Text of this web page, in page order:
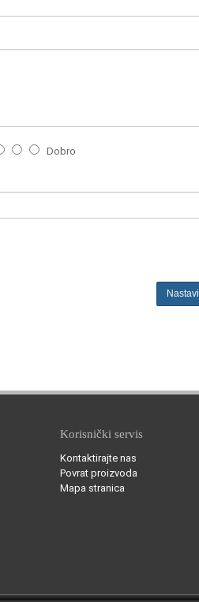
Dobro
Nastavi
Korisnički servis
Kontaktirajte nas
Povrat proizvoda
Mapa stranica